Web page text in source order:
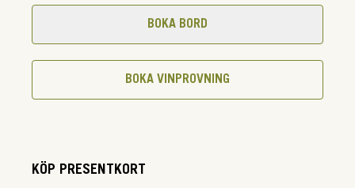
BOKA BORD
BOKA VINPROVNING
KÖP PRESENTKORT